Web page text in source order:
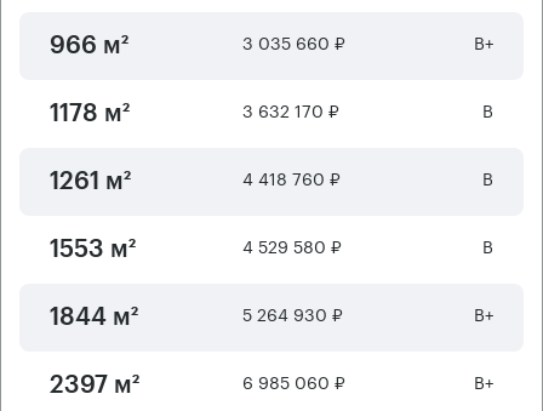
966 м² 3 035 660 ₽ B+
1178 м² 3 632 170 ₽ B
1261 м² 4 418 760 ₽ B
1553 м² 4 529 580 ₽ B
1844 м² 5 264 930 ₽ B+
2397 м² 6 985 060 ₽ B+